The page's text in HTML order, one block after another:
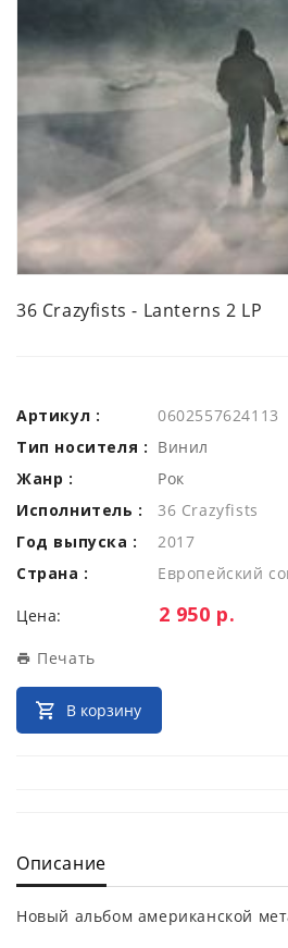
36 Crazyfists - Lanterns 2 LP
Артикул :
0602557624113
Тип носителя : Винил
Жанр :
Рок
Исполнитель :
36 Crazyfists
Год выпуска :
2017
Страна :
Европейский
Цена: Цена:
2 950 р.
Печать
В корзину
Описание
Новый альбом американской